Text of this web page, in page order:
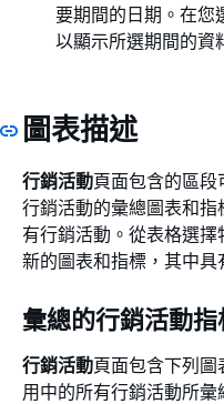
要期間的日期。在您
以顯示所選期間的資
圖表描述
行銷活動頁面包含的區
行銷活動的彙總圖表和
有行銷活動。從表格選
新的圖表和指標，其中具
彙總的行銷活動指
行銷活動頁面包含下列
用中的所有行銷活動所彙